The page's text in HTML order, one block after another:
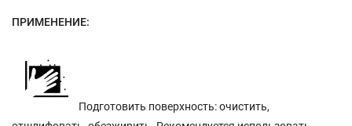
ПРИМЕНЕНИЕ:
Подготовить поверхность: очистить,